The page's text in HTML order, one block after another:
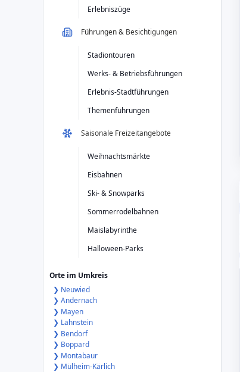
Erlebniszüge
Führungen & Besichtigungen
Stadiontouren
Werks- & Betriebsführungen
Erlebnis-Stadtführungen
Themenführungen
Saisonale Freizeitangebote
Weihnachtsmärkte
Eisbahnen
Ski- & Snowparks
Sommerrodelbahnen
Maislabyrinthe
Halloween-Parks
Orte im Umkreis
❯ Neuwied
❯ Andernach
❯ Mayen
❯ Lahnstein
❯ Bendorf
❯ Boppard
❯ Montabaur
❯ Mülheim-Kärlich